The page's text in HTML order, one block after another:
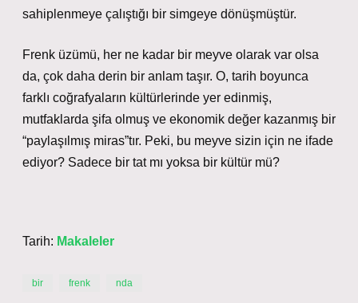
sahiplenmeye çalıştığı bir simgeye dönüşmüştür.
Frenk üzümü, her ne kadar bir meyve olarak var olsa
da, çok daha derin bir anlam taşır. O, tarih boyunca
farklı coğrafyaların kültürlerinde yer edinmiş,
mutfaklarda şifa olmuş ve ekonomik değer kazanmış bir
“paylaşılmış miras”tır. Peki, bu meyve sizin için ne ifade
ediyor? Sadece bir tat mı yoksa bir kültür mü?
Tarih: Makaleler
bir frenk nda